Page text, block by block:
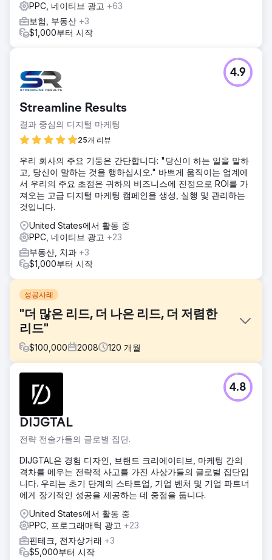
PPC, 네이티브 광고 +63
보험, 부동산 +3
$1,000부터 시작
Streamline Results
결과 중심의 디지털 마케팅
25개 리뷰
4.9
우리 회사의 주요 기둥은 간단합니다: "당신이 하는 일을 말하
고, 당신이 말하는 것을 행하십시오." 바쁘게 움직이는 업계에
서 우리의 주요 초점은 귀하의 비즈니스에 진정으로 ROI를 가
져오는 고급 디지털 마케팅 캠페인을 생성, 실행 및 관리하는
것입니다.
United States에서 활동 중
PPC, 네이티브 광고 +23
부동산, 치과 +3
$1,000부터 시작
성공사례
"더 많은 리드, 더 나은 리드, 더 저렴한
리드"
$100,000 2008 120 개월
선도적인 신용카드 처리업체인 Bluepay는 웹사이트를 통해
더 많은 리드를 생성하여 비즈니스를 성장시키기 위해
Straight North를 고용했습니다.
Straight North와 BluePay는 SEO 및 PPC를 포함한 여러 계약
을 통해 10년 동안 파트너십을 맺었습니다. 10년 동안 BluePay
는 신용 카드 업계의 온라인 권위자가 되었으며 웹 사이트를
통해 100,000개 이상의 검증된 리드를 생성했습니다.
결과
10년간의 파트너십 기간 동안 상당한 YOY 매출 성장을 실현한
후 BluePay는 Fortune 500대 기업에 매각되었습니다.
BluePay의 CMO는 "Straight North의 프로그램은 지속적으로
더 많은 리드, 더 나은 리드, 더 저렴한 리드를 제공합니다. 우
리는 매우 기쁩니다."라고 말했습니다.
DIJGTAL
전략 전술가들의 글로벌 집단.
4.8
DIJGTAL은 경험 디자인, 브랜드 크리에이티브, 마케팅 간의
격차를 메우는 전략적 사고를 가진 사상가들의 글로벌 집단입
니다. 우리는 초기 단계의 스타트업, 기업 벤처 및 기업 파트너
에게 장기적인 성공을 제공하는 데 중점을 둡니다.
United States에서 활동 중
PPC, 프로그래매틱 광고 +23
핀테크, 전자상거래 +3
$5,000부터 시작